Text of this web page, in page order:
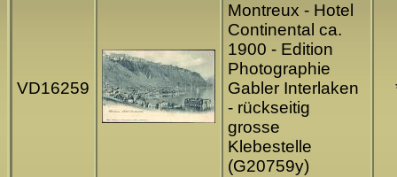
VD16259
Montreux - Hotel
Continental ca.
1900 - Edition
Photographie
Gabler Interlaken
- rückseitig
grosse
Klebestelle
(G20759y)